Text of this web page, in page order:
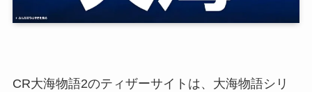
CR大海物語2のティザーサイトは、大海物語シリ